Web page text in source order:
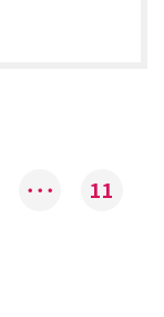
･･･ 11